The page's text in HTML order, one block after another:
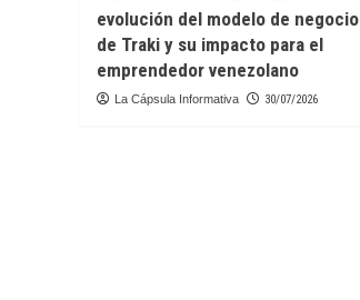
evolución del modelo de negocio
de Traki y su impacto para el
emprendedor venezolano
La Cápsula Informativa 30/07/2026